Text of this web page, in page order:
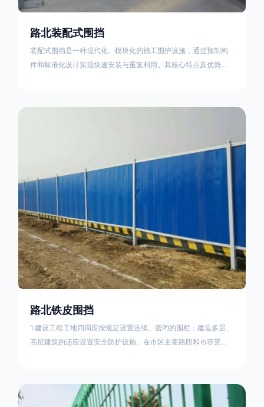
路北装配式围挡
装配式围挡是一种现代化、模块化的施工围护设施，通过预制构
件和标准化设计实现快速安装与重复利用。其核心特点及优势如
撑、横撑加强筋等部件增强整体稳定性立柱规格：通常为
路北铁皮围挡
1.建设工程工地四周应按规定设置连续、密闭的围栏；建造多层、
高层建筑的还应设置安全防护设施。在市区主要路段和市容景观
料应保证围栏稳固、整洁、美观。市政工程项目工地，可按工程
进度分段设置围栏或按规定使用统一的连续性护栏设施。施工单